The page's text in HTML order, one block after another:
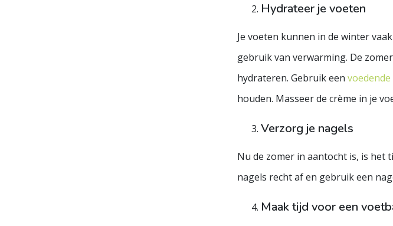
Hydrateer je voeten
Je voeten kunnen in de winter
gebruik van verwarming. De
hydrateren. Gebruik een
houden. Masseer de crème in je
Verzorg je nagels
Nu de zomer in aantocht is, is het
nagels recht af en gebruik een
Maak tijd voor een